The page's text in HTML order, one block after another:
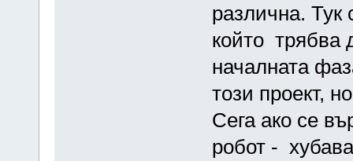
различна. Тук
който трябва
началната
този проект,
Сега ако се
робот -